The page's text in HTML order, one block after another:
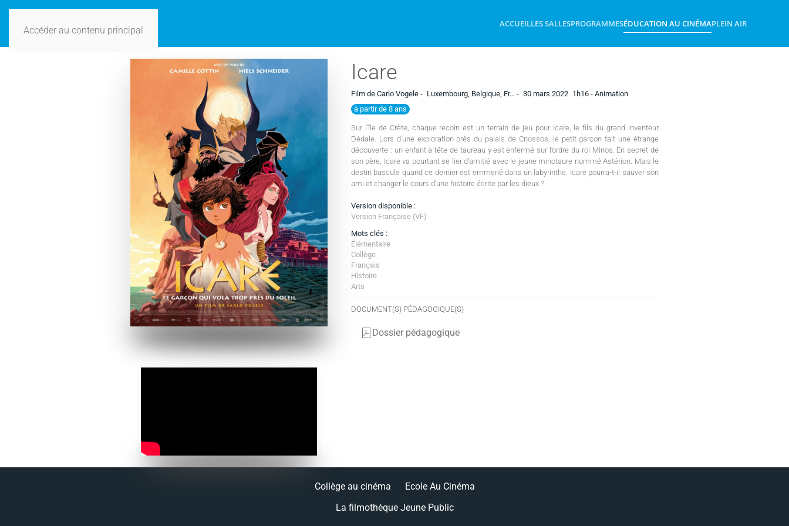
Accéder au contenu principal
ACCUEILLES SALLESPROGRAMMESÉDUCATION AU CINÉMAPLEIN AIR
Icare
Film de Carlo Vogele - Luxembourg, Belgique, Fr… - 30 mars 2022 1h16 - Animation
à partir de 8 ans
Sur l’île de Crète, chaque recoin est un terrain de jeu pour Icare, le fils du grand inventeur
Dédale. Lors d'une exploration près du palais de Cnossos, le petit garçon fait une étrange
découverte : un enfant à tête de taureau y est enfermé sur l’ordre du roi Minos. En secret de
son père, Icare va pourtant se lier d’amitié avec le jeune minotaure nommé Astérion. Mais le
destin bascule quand ce dernier est emmené dans un labyrinthe. Icare pourra-t-il sauver son
ami et changer le cours d’une histoire écrite par les dieux ?
Version disponible :
Version Française (VF)
Mots clés :
Élémentaire
Collège
Français
Histoire
Arts
DOCUMENT(S) PÉDAGOGIQUE(S)
Dossier pédagogique
Collège au cinéma
Ecole Au Cinéma
La filmothèque Jeune Public